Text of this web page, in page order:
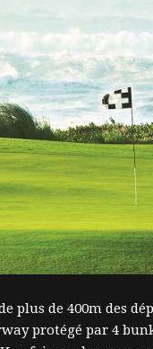
de 400m des
protégé par 4